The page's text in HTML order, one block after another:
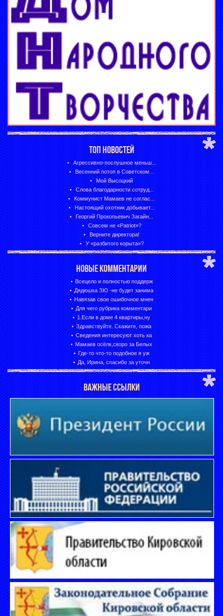
ТОП НОВОСТЕЙ
Агрессивно-послушное меньш...
Весенний потоп в Советском...
Мой Высоцкий
Слова благодарности сотруд...
Коммунист Мамаев не соглас...
Настоящий охотник добывает...
Георгий Прокопьевич Загайн...
Совсем не «Patriot»?
Верните директора!
У «разбитого корыта»?
НОВЫЕ КОММЕНТАРИИ
Всецело и полностью поддерж
Дядюшка ЗЮ -не будет занима
Навязав свое ошибочное мнен
Для чего рубрика комментари
1.Если в доме 4 квартиры,ну
Здравствуйте. Скажите, пожа
Сведения интересуют хоть ка
Мамаев осёлк,скоро за Белых
Где-то что-то подобное я уж
Да, Ирина, спасибо за уточн
ВАЖНЫЕ ССЫЛКИ